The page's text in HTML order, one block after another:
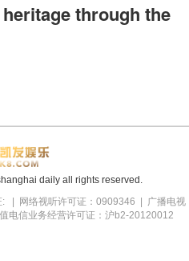
through the
daily all rights reserved.
: | 网络视听许可证：0909346 | 广播电视
电信业务经营许可证：沪b2-20120012